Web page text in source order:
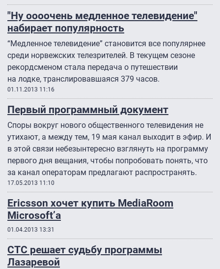
"Ну оооочень медленное телевидение"
набирает популярность
“Медленное телевидение” становится все популярнее
среди норвежских телезрителей. В текущем сезоне
рекордсменом стала передача о путешествии
на лодке, транслировавшаяся 379 часов.
01.11.2013 11:16
Первый программный документ
Споры вокруг нового общественного телевидения не
утихают, а между тем, 19 мая канал выходит в эфир. И
в этой связи небезынтересно взглянуть на программу
первого дня вещания, чтобы попробовать понять, что
за канал операторам предлагают распространять.
17.05.2013 11:10
Ericsson хочет купить MediaRoom
Microsoft’а
01.04.2013 13:31
СТС решает судьбу программы
Лазаревой